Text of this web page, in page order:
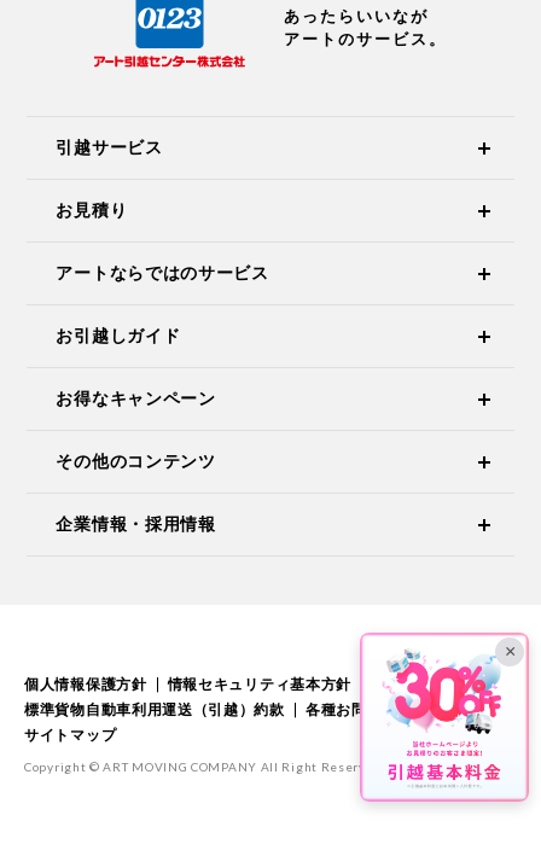
×
あったらいいなが
アートのサービス。
引越サービス
お見積り
アートならではのサービス
お引越しガイド
お得なキャンペーン
その他のコンテンツ
企業情報・採用情報
個人情報保護方針 情報セキュリティ基本方針
標準引越運送約款
標準貨物自動車利用運送（引越）約款
各種お問い合わせ
サイトマップ
Copyright © ART MOVING COMPANY All Right Reserved.